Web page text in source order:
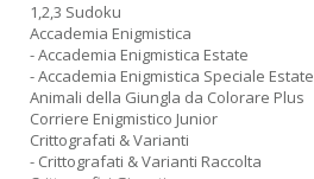
1,2,3 Sudoku
Accademia Enigmistica
- Accademia Enigmistica Estate
- Accademia Enigmistica Speciale Estate
Animali della Giungla da Colorare Plus
Corriere Enigmistico Junior
Crittografati & Varianti
- Crittografati & Varianti Raccolta